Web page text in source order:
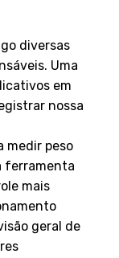
diversas
Uma
em
nossa
medir peso
ferramenta
mais
geral de